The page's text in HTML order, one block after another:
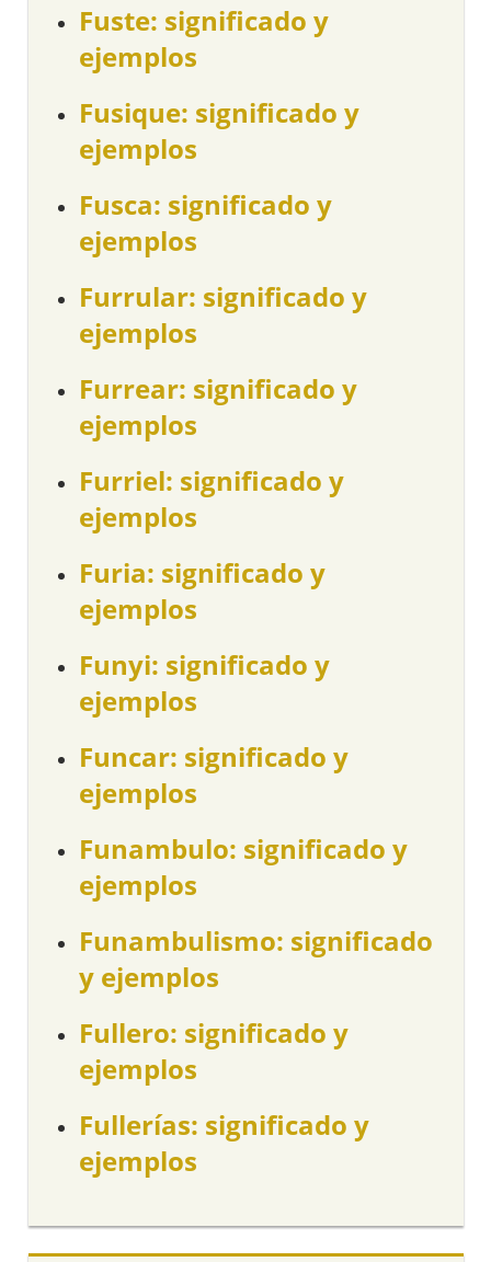
Fuste: significado y
ejemplos
Fusique: significado y
ejemplos
Fusca: significado y
ejemplos
Furrular: significado y
ejemplos
Furrear: significado y
ejemplos
Furriel: significado y
ejemplos
Furia: significado y
ejemplos
Funyi: significado y
ejemplos
Funcar: significado y
ejemplos
Funambulo: significado y
ejemplos
Funambulismo: significado
y ejemplos
Fullero: significado y
ejemplos
Fullerías: significado y
ejemplos